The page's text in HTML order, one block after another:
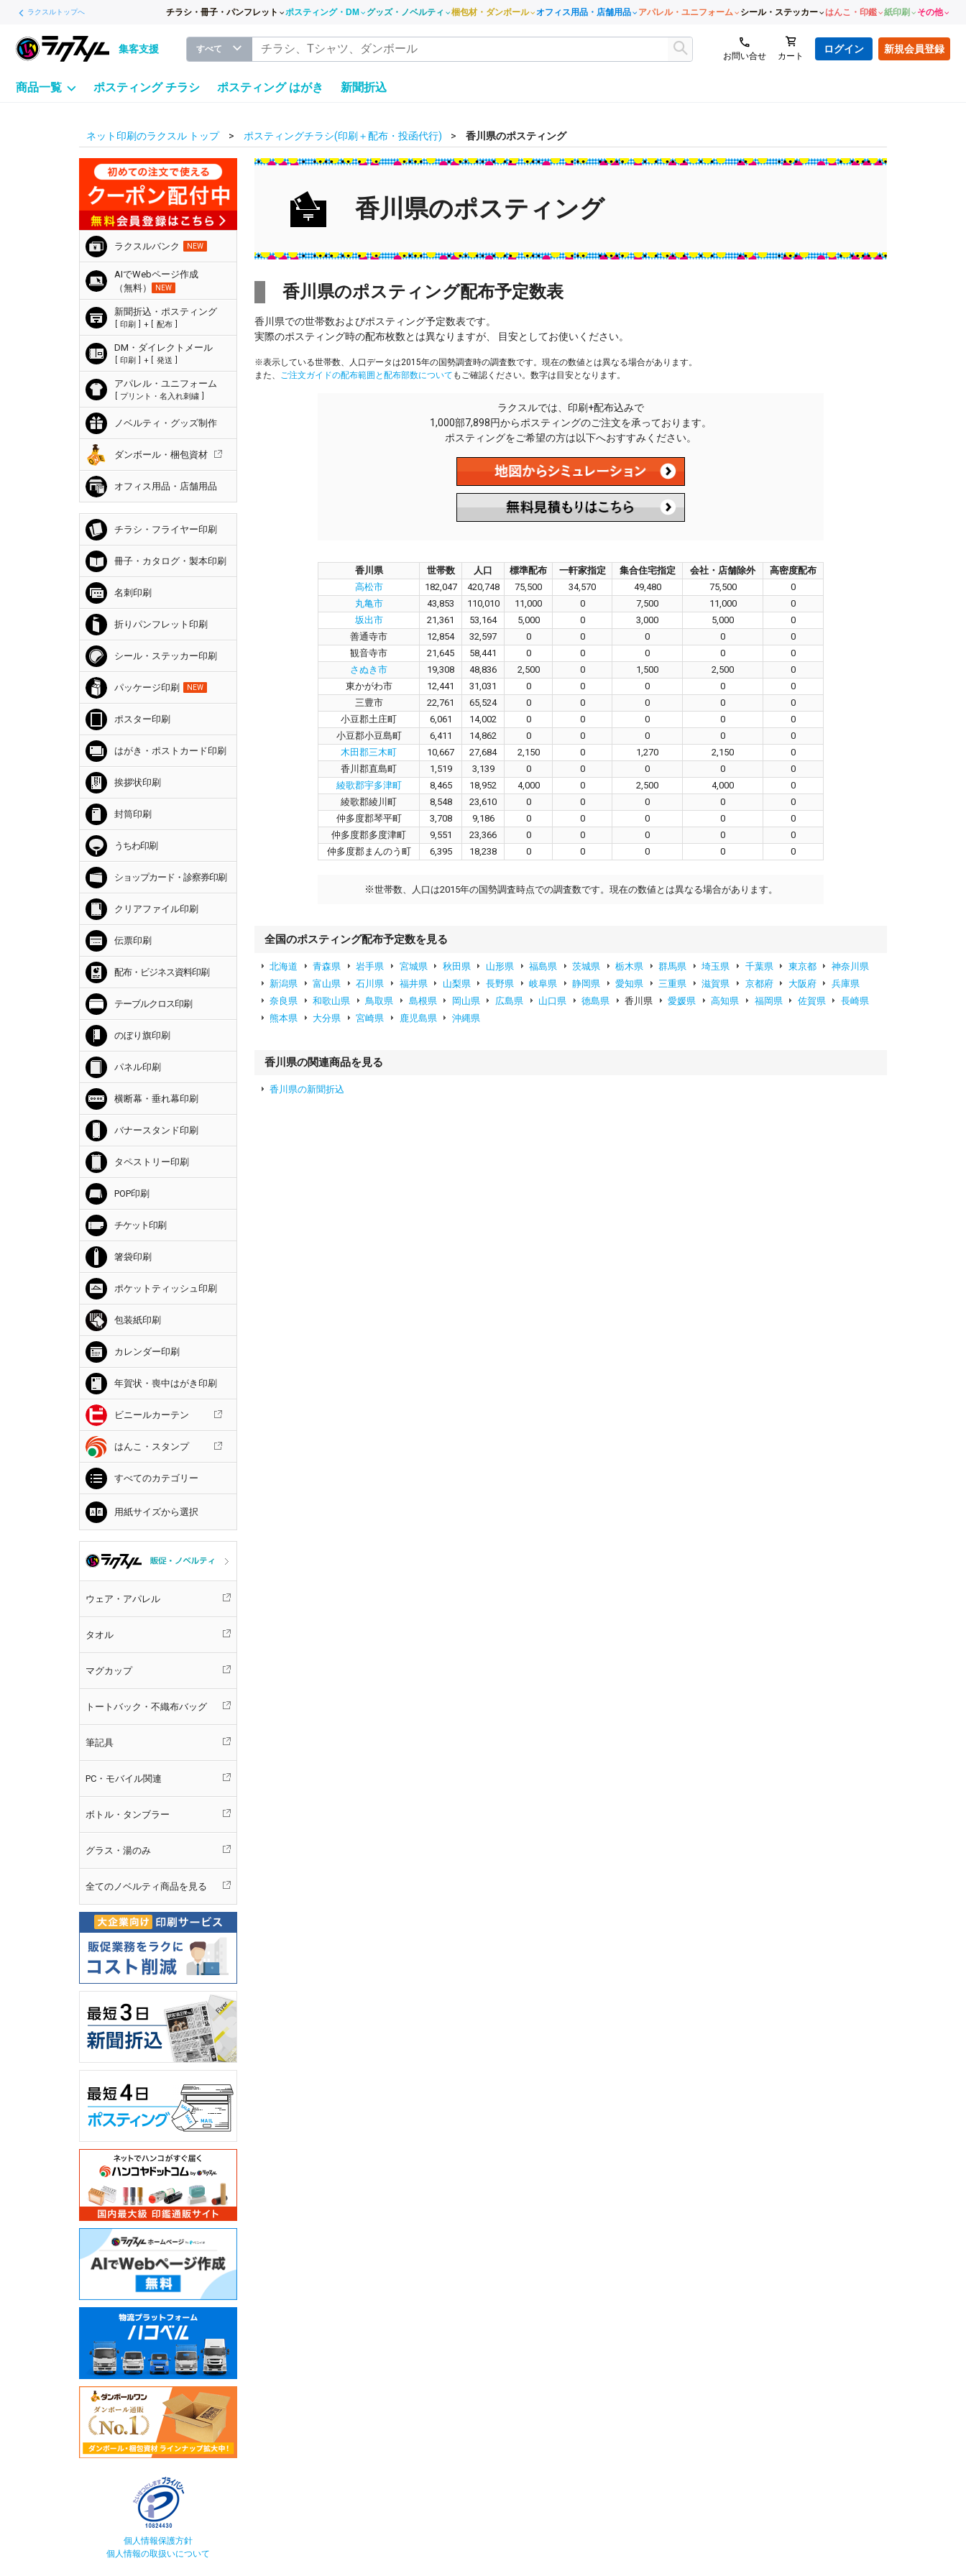
ラクスルトップへ チラシ・冊子・パンフレット ポスティング・DM グッズ・ノベルティ 梱包材・ダンボール オフィス用品・店舗用品 アパレル・ユニフォーム シール・ステッカー はんこ・印鑑 紙印刷 その他
集客支援 すべて
お問い合せ カート
ログイン 新規会員登録
商品一覧 ポスティング チラシ ポスティング はがき 新聞折込
ネット印刷のラクスル トップ ポスティングチラシ(印刷＋配布・投函代行) 香川県のポスティング
ラクスルバンク NEW
AIでWebページ作成
（無料）
NEW
新聞折込・ポスティング
印刷 + 配布
DM・ダイレクトメール
印刷 + 発送
アパレル・ユニフォーム
プリント・名入れ刺繍
ノベルティ・グッズ制作
ダンボール・梱包資材
オフィス用品・店舗用品
チラシ・フライヤー印刷
冊子・カタログ・製本印刷
名刺印刷
折りパンフレット印刷
シール・ステッカー印刷
パッケージ印刷 NEW
ポスター印刷
はがき・ポストカード印刷
挨拶状印刷
封筒印刷
うちわ印刷
ショップカード・診察券印刷
クリアファイル印刷
伝票印刷
配布・ビジネス資料印刷
テーブルクロス印刷
のぼり旗印刷
パネル印刷
横断幕・垂れ幕印刷
バナースタンド印刷
タペストリー印刷
POP印刷
チケット印刷
箸袋印刷
ポケットティッシュ印刷
包装紙印刷
カレンダー印刷
年賀状・喪中はがき印刷
ビニールカーテン
はんこ・スタンプ
すべてのカテゴリー
用紙サイズから選択
ウェア・アパレル
タオル
マグカップ
トートバック・不織布バッグ
筆記具
PC・モバイル関連
ボトル・タンブラー
グラス・湯のみ
全てのノベルティ商品を見る
個人情報保護方針
個人情報の取扱いについて
香川県のポスティング
香川県のポスティング配布予定数表
香川県での世帯数およびポスティング予定数表です。
実際のポスティング時の配布枚数とは異なりますが、 目安としてお使いください。
※表示している世帯数、人口データは2015年の国勢調査時の調査数です。現在の数値とは異なる場合があります。
また、 ご注文ガイドの配布範囲と配布部数について もご確認ください。数字は目安となります。
ラクスルでは、印刷+配布込みで
1,000部7,898円からポスティングのご注文を承っております。
ポスティングをご希望の方は以下へおすすみください。
香川県 世帯数 人口 標準配布 一軒家指定 集合住宅指定 会社・店舗除外
高密度配布
高松市
182,047 420,748 75,500 34,570 49,480 75,500
0
丸亀市
43,853 110,010 11,000 0 7,500 11,000
0
坂出市
21,361 53,164 5,000 0 3,000 5,000
0
善通寺市
12,854 32,597 0 0 0 0
0
観音寺市
21,645 58,441 0 0 0 0
0
さぬき市
19,308 48,836 2,500 0 1,500 2,500
0
東かがわ市
12,441 31,031 0 0 0 0
0
三豊市
22,761 65,524 0 0 0 0
0
小豆郡土庄町
6,061 14,002 0 0 0 0
0
小豆郡小豆島町
6,411 14,862 0 0 0 0
0
木田郡三木町
10,667 27,684 2,150 0 1,270 2,150
0
香川郡直島町
1,519 3,139 0 0 0 0
0
綾歌郡宇多津町
8,465 18,952 4,000 0 2,500 4,000
0
綾歌郡綾川町
8,548 23,610 0 0 0 0
0
仲多度郡琴平町
3,708 9,186 0 0 0 0
0
仲多度郡多度津町
9,551 23,366 0 0 0 0
0
仲多度郡まんのう町
6,395 18,238 0 0 0 0 0
※世帯数、人口は2015年の国勢調査時点での調査数です。現在の数値とは異なる場合があります。
全国のポスティング配布予定数を見る
北海道 青森県 岩手県 宮城県 秋田県 山形県 福島県 茨城県 栃木県 群馬県 埼玉県 千葉県 東京都
神奈川県
新潟県
富山県 石川県 福井県 山梨県 長野県 岐阜県 静岡県 愛知県 三重県 滋賀県 京都府 大阪府
兵庫県
奈良県
和歌山県 鳥取県 島根県 岡山県 広島県 山口県 徳島県 香川県 愛媛県 高知県 福岡県 佐賀県
長崎県
熊本県
大分県 宮崎県 鹿児島県 沖縄県
香川県の関連商品を見る
香川県の新聞折込